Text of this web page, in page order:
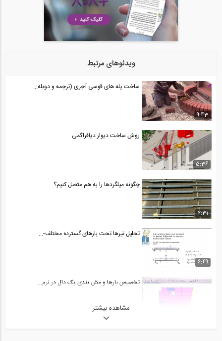
ویدئوهای مرتبط
9:43
ساخت پله های قوسی آجری (ترجمه و دوبله...
5:36
روش ساخت دیوار دیافراگمی
2:31
چگونه میلگردها را به هم متصل کنیم؟
6:49
تحلیل تیرها تحت بارهای گسترده مختلف-...
تخصیص بارها و مش بندی یک دال در نرم...
مشاهده بیشتر